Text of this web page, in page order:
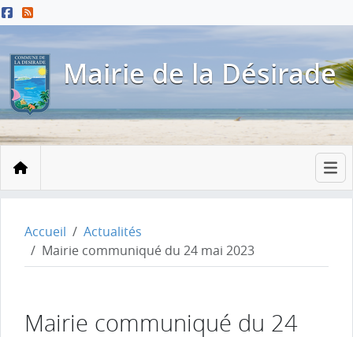
Menu principal
Contenu principal
Pied de page
Mairie de la Désirade
Accueil
Accueil
Actualités
Mairie communiqué du 24 mai 2023
Mairie communiqué du 24